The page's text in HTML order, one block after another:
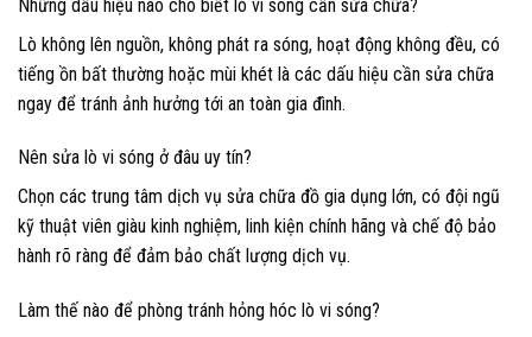
Những dấu hiệu nào cho biết lò vi sóng cần sửa chữa?
Lò không lên nguồn, không phát ra sóng, hoạt động không đều, có
tiếng ồn bất thường hoặc mùi khét là các dấu hiệu cần sửa chữa
ngay để tránh ảnh hưởng tới an toàn gia đình.
Nên sửa lò vi sóng ở đâu uy tín?
Chọn các trung tâm dịch vụ sửa chữa đồ gia dụng lớn, có đội ngũ
kỹ thuật viên giàu kinh nghiệm, linh kiện chính hãng và chế độ bảo
hành rõ ràng để đảm bảo chất lượng dịch vụ.
Làm thế nào để phòng tránh hỏng hóc lò vi sóng?